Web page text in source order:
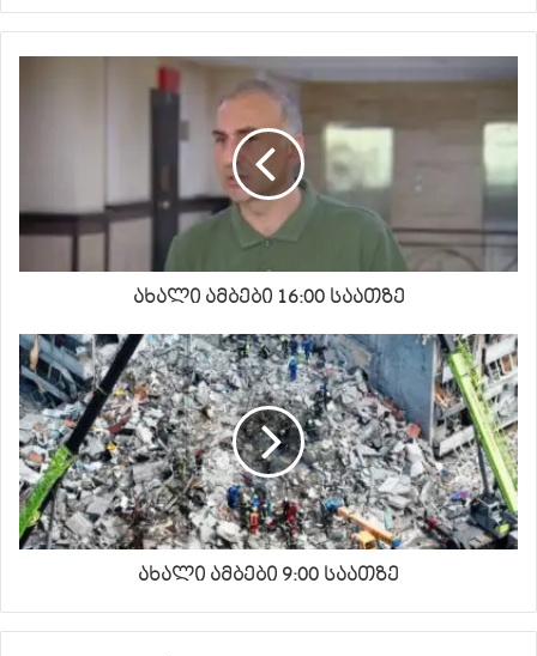
ახალი ამბები 16:00 საათზე
ახალი ამბები 9:00 საათზე